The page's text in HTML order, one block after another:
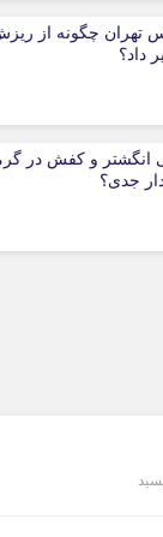
تهران چگونه از
داد؟
انگشتر و کفش در
جدی؟